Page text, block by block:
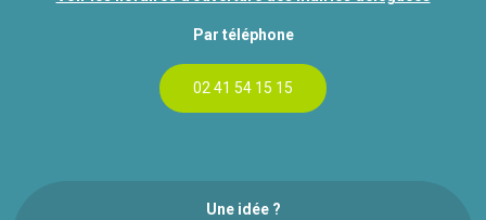
Par téléphone
02 41 54 15 15
Une idée ?